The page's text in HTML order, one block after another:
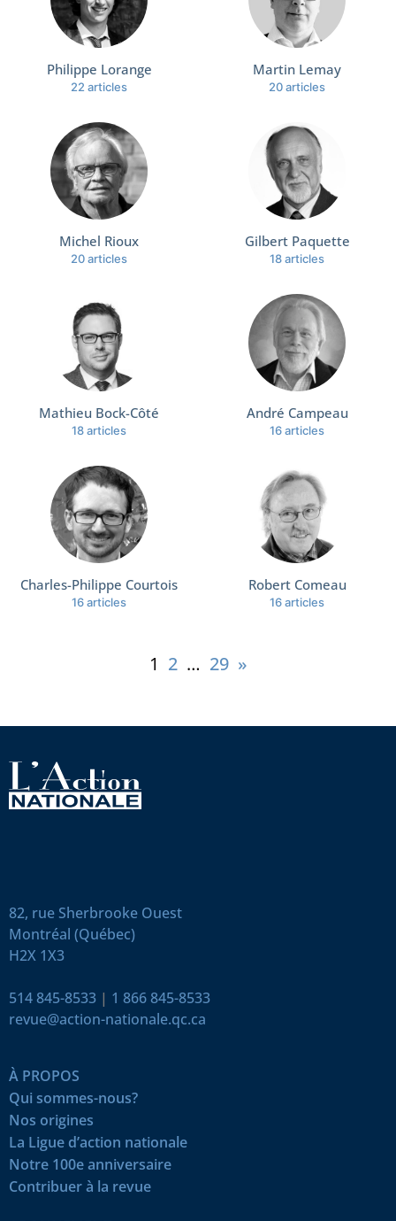
Philippe Lorange
22 articles
Martin Lemay
20 articles
Michel Rioux
20 articles
Gilbert Paquette
18 articles
Mathieu Bock-Côté
18 articles
André Campeau
16 articles
Charles-Philippe Courtois
16 articles
Robert Comeau
16 articles
1 2 … 29 »
82, rue Sherbrooke Ouest
Montréal (Québec)
H2X 1X3
514 845-8533 | 1 866 845-8533
revue@action-nationale.qc.ca
À PROPOS
Qui sommes-nous?
Nos origines
La Ligue d’action nationale
Notre 100e anniversaire
Contribuer à la revue